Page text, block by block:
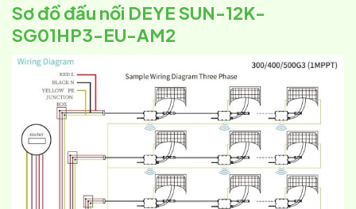
Sơ đồ đấu nối DEYE SUN-12K-
SG01HP3-EU-AM2